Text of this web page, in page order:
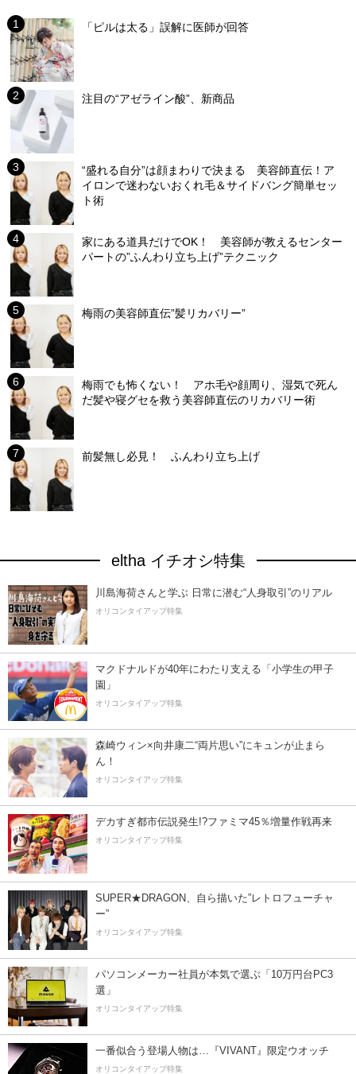
「ピルは太る」誤解に医師が回答
注目の“アゼライン酸”、新商品
“盛れる自分”は顔まわりで決まる 美容師直伝！ア
イロンで迷わないおくれ毛＆サイドバング簡単セッ
ト術
家にある道具だけでOK！ 美容師が教えるセンター
パートの”ふんわり立ち上げ”テクニック
梅雨の美容師直伝”髪リカバリー”
梅雨でも怖くない！ アホ毛や顔周り、湿気で死ん
だ髪や寝グセを救う美容師直伝のリカバリー術
前髪無し必見！ ふんわり立ち上げ
eltha イチオシ特集
川島海荷さんと学ぶ 日常に潜む“人身取引”のリアル
オリコンタイアップ特集
マクドナルドが40年にわたり支える「小学生の甲子
園」
オリコンタイアップ特集
森崎ウィン×向井康二“両片思い”にキュンが止まら
ん！
オリコンタイアップ特集
デカすぎ都市伝説発生!?ファミマ45％増量作戦再来
オリコンタイアップ特集
SUPER★DRAGON、自ら描いた”レトロフューチャ
ー”
オリコンタイアップ特集
パソコンメーカー社員が本気で選ぶ「10万円台PC3
選」
オリコンタイアップ特集
一番似合う登場人物は…『VIVANT』限定ウオッチ
オリコンタイアップ特集